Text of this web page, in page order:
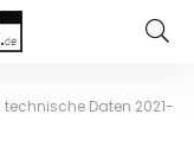
technische Daten 2021-